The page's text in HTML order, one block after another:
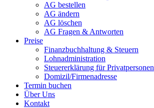
AG bestellen
AG ändern
AG löschen
AG Fragen & Antworten
Preise
Finanzbuchhaltung & Steuern
Lohnadministration
Steuererklärung für Privatpersonen
Domizil/Firmenadresse
Termin buchen
Über Uns
Kontakt